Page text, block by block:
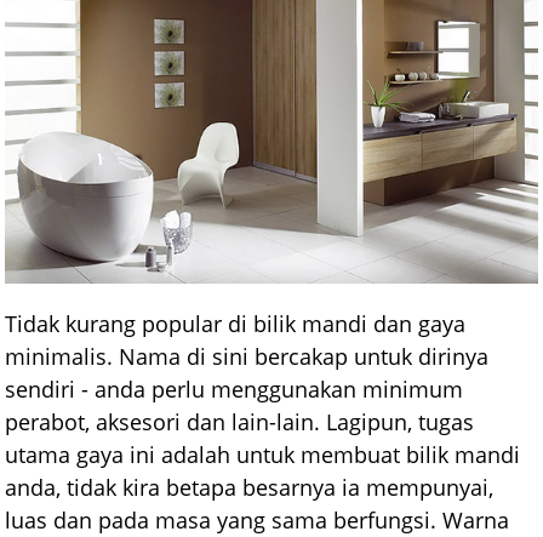
Tidak kurang popular di bilik mandi dan gaya
minimalis. Nama di sini bercakap untuk dirinya
sendiri - anda perlu menggunakan minimum
perabot, aksesori dan lain-lain. Lagipun, tugas
utama gaya ini adalah untuk membuat bilik mandi
anda, tidak kira betapa besarnya ia mempunyai,
luas dan pada masa yang sama berfungsi. Warna